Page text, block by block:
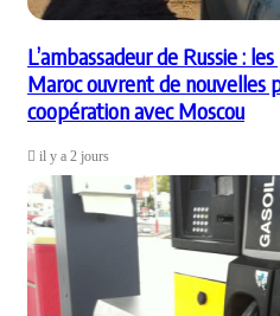
L’ambassadeur de Russie :
Maroc ouvrent de nouvelles
coopération avec Moscou
il y a 2 jours